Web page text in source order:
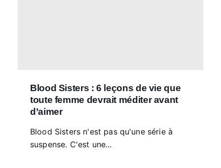
Blood Sisters : 6 leçons de vie que
toute femme devrait méditer avant
d’aimer
Blood Sisters n'est pas qu'une série à
suspense. C'est une...